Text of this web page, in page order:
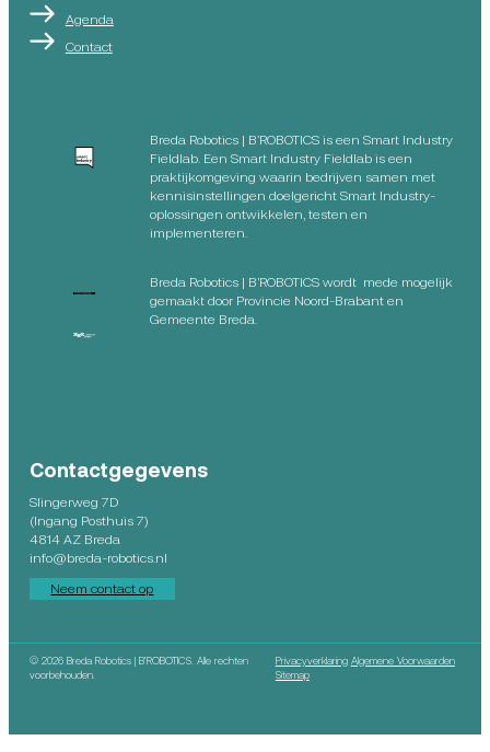
Agenda
Contact
Breda Robotics | B’ROBOTICS is een Smart Industry
Fieldlab. Een Smart Industry Fieldlab is een
praktijkomgeving waarin bedrijven samen met
kennisinstellingen doelgericht Smart Industry-
oplossingen ontwikkelen, testen en
implementeren.
Breda Robotics | B’ROBOTICS wordt mede mogelijk
gemaakt door Provincie Noord-Brabant en
Gemeente Breda.
Contactgegevens
Slingerweg 7D
(Ingang Posthuis 7)
4814 AZ Breda
info@breda-robotics.nl
Neem contact op
©2026 Breda Robotics | B’ROBOTICS. Alle rechten
voorbehouden.
Privacyverklaring Algemene Voorwaarden
Sitemap